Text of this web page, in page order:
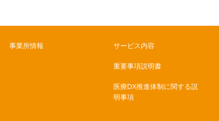
事業所情報 サービス内容
重要事項説明書
医療DX推進体制に関する説
明事項